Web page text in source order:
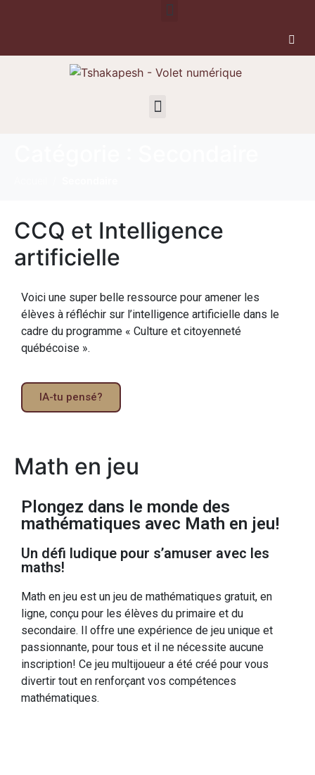
CCQ et Intelligence
artificielle
Voici une super belle ressource pour amener les
élèves à réfléchir sur l’intelligence artificielle dans le
cadre du programme « Culture et citoyenneté
québécoise ».
IA-tu pensé?
Math en jeu
Plongez dans le monde des
mathématiques avec Math en jeu!
Un défi ludique pour s’amuser avec les
maths!
Math en jeu est un jeu de mathématiques gratuit, en
ligne, conçu pour les élèves du primaire et du
secondaire. Il offre une expérience de jeu unique et
passionnante, pour tous et il ne nécessite aucune
inscription! Ce jeu multijoueur a été créé pour vous
divertir tout en renforçant vos compétences
mathématiques.